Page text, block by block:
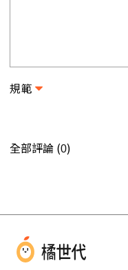
規範
全部評論 (0)